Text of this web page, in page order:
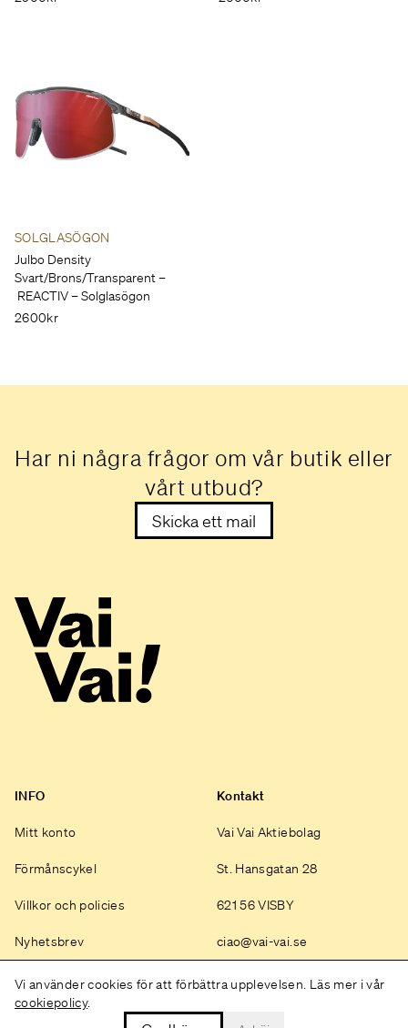
SOLGLASÖGON
Julbo Density
Svart/Brons/Transparent –
REACTIV – Solglasögon
2600kr
Vi använder cookies för att förbättra upplevelsen. Läs mer i vår
cookiepolicy.
Har ni några frågor om vår butik eller
vårt utbud?
Skicka ett mail
INFO
Mitt konto
Förmånscykel
Villkor och policies
Nyhetsbrev
Kontakt
Vai Vai Aktiebolag
St. Hansgatan 28
621 56 VISBY
ciao@vai-vai.se
Instagram